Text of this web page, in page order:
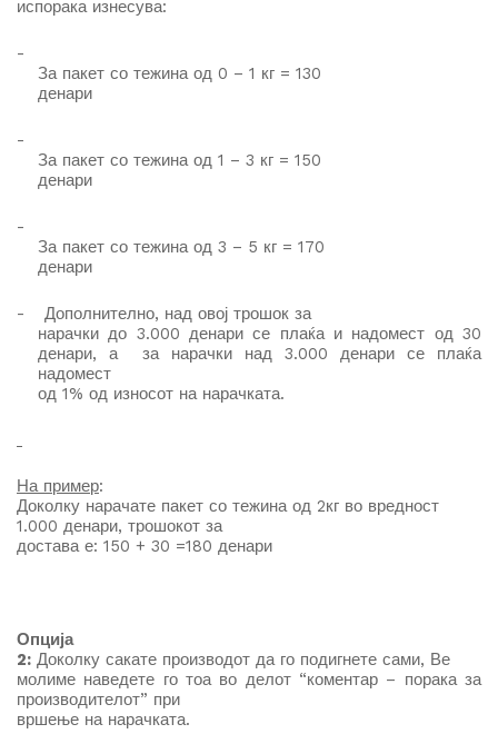
испорака изнесува:
-
За пакет со тежина од 0 – 1 кг = 130
денари
-
За пакет со тежина од 1 – 3 кг = 150
денари
-
За пакет со тежина од 3 – 5 кг = 170
денари
- Дополнително, над овој трошок за
нарачки до 3.000 денари се плаќа и надомест од 30
денари, а за нарачки над 3.000 денари се плаќа
надомест
од 1% од износот на нарачката.
На пример:
Доколку нарачате пакет со тежина од 2кг во вредност
1.000 денари, трошокот за
достава е: 150 + 30 =180 денари
Опција
2: Доколку сакате производот да го подигнете сами, Ве
молиме наведете го тоа во делот “коментар – порака за
производителот” при
вршење на нарачката.